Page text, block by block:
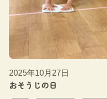
2025年10月27日
おそうじの日